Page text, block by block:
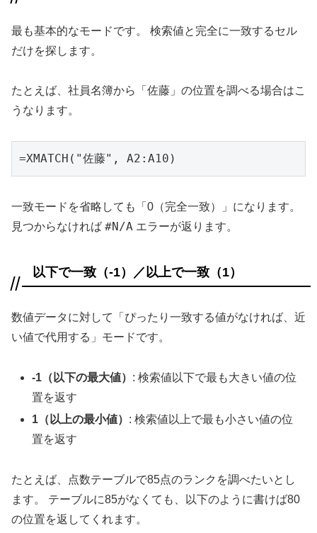
最も基本的なモードです。 検索値と完全に一致するセル
だけを探します。
たとえば、社員名簿から「佐藤」の位置を調べる場合はこ
うなります。
=XMATCH("佐藤", A2:A10)
一致モードを省略しても「0（完全一致）」になります。
見つからなければ #N/A エラーが返ります。
以下で一致（-1）／以上で一致（1）
数値データに対して「ぴったり一致する値がなければ、近
い値で代用する」モードです。
-1（以下の最大値） : 検索値以下で最も大きい値の位
置を返す
1（以上の最小値） : 検索値以上で最も小さい値の位
置を返す
たとえば、点数テーブルで85点のランクを調べたいとし
ます。 テーブルに85がなくても、以下のように書けば80
の位置を返してくれます。